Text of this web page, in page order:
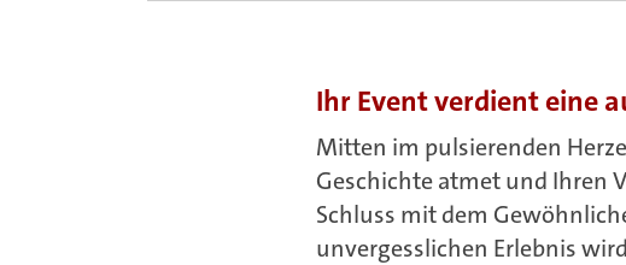
Ihr Event verdient eine
Mitten im pulsierenden
Geschichte atmet und Ihren
Schluss mit dem
unvergesslichen Erlebnis